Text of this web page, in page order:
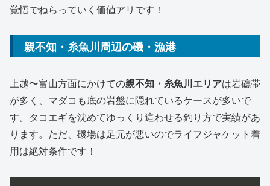
覚悟でねらっていく価値アリです！
親不知・糸魚川周辺の磯・漁港
上越〜富山方面にかけての親不知・糸魚川エリアは岩礁帯
が多く、マダコも底の岩盤に隠れているケースが多いで
す。タコエギを沈めてゆっくり這わせる釣り方で実績があ
ります。ただ、磯場は足元が悪いのでライフジャケット着
用は絶対条件です！